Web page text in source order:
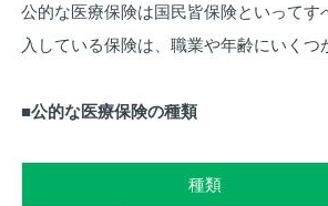
公的な医療保険は国民皆保険といって
入している保険は、職業や年齢にいくつ
■公的な医療保険の種類
種類